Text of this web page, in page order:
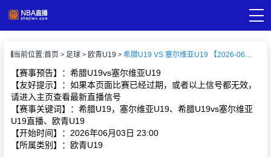
播
闻
当前位置:首页 足球 欧青U19 希腊U19 VS 塞尔维亚U19 【2026-06-03 23:00:00】
【赛事预告】：希腊U19vs塞尔维亚U19
【友好提示】：如果本页面比赛已经过期，或者以上信号都无效，
请进入主页查看最新直播信号
【赛事关键词】：希腊U19，塞尔维亚U19、希腊U19vs塞尔维亚
U19直播、欧青U19
【开始时间】：2026年06月03日 23:00
【所属类别】：欧青U19